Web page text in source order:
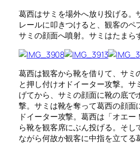
葛西はサミを場外へ放り投げる。
レールに叩きつけると、観客のペ
サミの顔面へ噴射。サミはたまら
葛西は観客から靴を借りて、サミ
と押し付けオドイーター攻撃。サ
げてから、サミの顔面に靴の底で
撃。サミは靴を奪って葛西の顔面
ドイーター攻撃。葛西は「オエー
ら靴を観客席にぶん投げる。そし
ながら何故か観客に中指を立てる